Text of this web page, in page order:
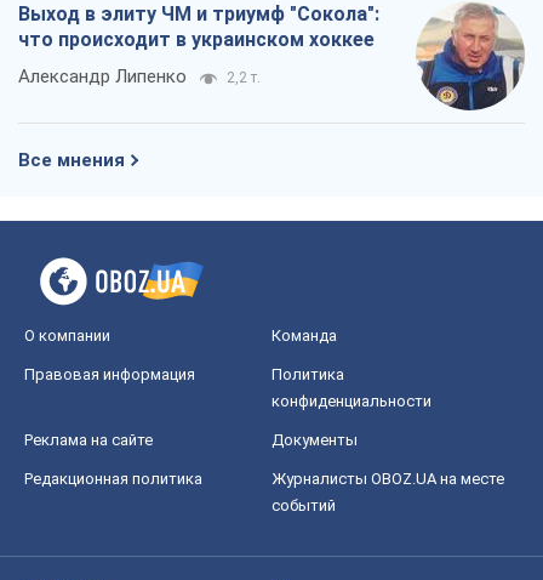
Выход в элиту ЧМ и триумф "Сокола":
что происходит в украинском хоккее
Александр Липенко 2,2 т.
Все мнения
О компании Команда
Правовая информация
Политика
конфиденциальности
Реклама на сайте Документы
Редакционная политика
Журналисты OBOZ.UA на месте
событий